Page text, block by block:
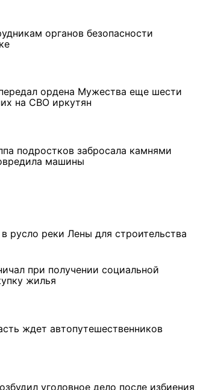
к
Игорь Кобзев принял
участие в открытии нового
органов безопасности
ордена Мужества еще шести
на СВО иркутян
подростков забросала камнями
машины
русло реки Лены для строительства
при получении социальной
жилья
ждет автопутешественников
уголовное дело после избиения